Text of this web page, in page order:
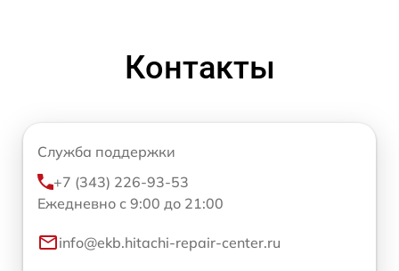
Контакты
Служба поддержки
+7 (343) 226-93-53
Ежедневно с 9:00 до 21:00
info@ekb.hitachi-repair-center.ru